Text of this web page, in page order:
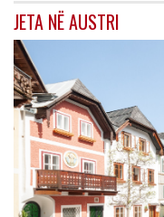
JETA NË AUSTRI